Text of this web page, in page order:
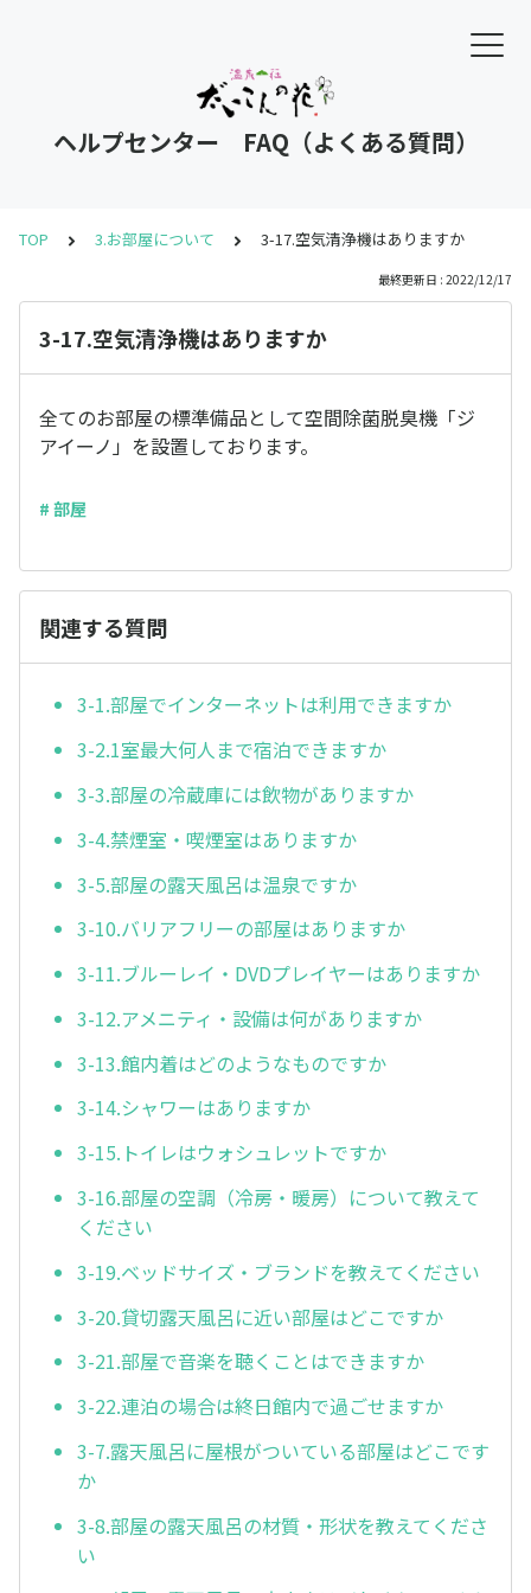
ヘルプセンター FAQ（よくある質問）
TOP 3.お部屋について 3-17.空気清浄機はありますか
最終更新日 : 2022/12/17
3-17.空気清浄機はありますか
全てのお部屋の標準備品として空間除菌脱臭機「ジ
アイーノ」を設置しております。
# 部屋
関連する質問
3-1.部屋でインターネットは利用できますか
3-2.1室最大何人まで宿泊できますか
3-3.部屋の冷蔵庫には飲物がありますか
3-4.禁煙室・喫煙室はありますか
3-5.部屋の露天風呂は温泉ですか
3-10.バリアフリーの部屋はありますか
3-11.ブルーレイ・DVDプレイヤーはありますか
3-12.アメニティ・設備は何がありますか
3-13.館内着はどのようなものですか
3-14.シャワーはありますか
3-15.トイレはウォシュレットですか
3-16.部屋の空調（冷房・暖房）について教えて
ください
3-19.ベッドサイズ・ブランドを教えてください
3-20.貸切露天風呂に近い部屋はどこですか
3-21.部屋で音楽を聴くことはできますか
3-22.連泊の場合は終日館内で過ごせますか
3-7.露天風呂に屋根がついている部屋はどこです
か
3-8.部屋の露天風呂の材質・形状を教えてくださ
い